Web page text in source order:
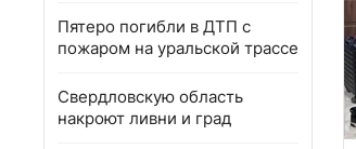
Пятеро погибли в ДТП с
пожаром на уральской трассе
Свердловскую область
накроют ливни и град